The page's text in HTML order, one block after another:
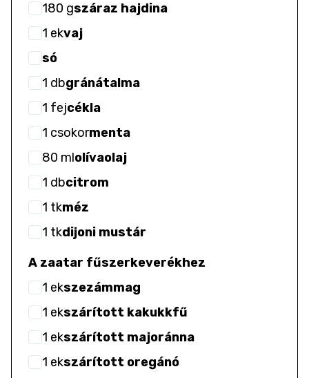
180 gszáraz hajdina
1 ekvaj
só
1 dbgránátalma
1 fejcékla
1 csokormenta
80 mlolívaolaj
1 dbcitrom
1 tkméz
1 tkdijoni mustár
A zaatar fűszerkeverékhez
1 ekszezámmag
1 ekszárított kakukkfű
1 ekszárított majoránna
1 ekszárított oregánó